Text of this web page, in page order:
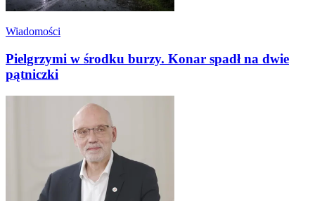
Wiadomości
Pielgrzymi w środku burzy. Konar spadł na dwie
pątniczki